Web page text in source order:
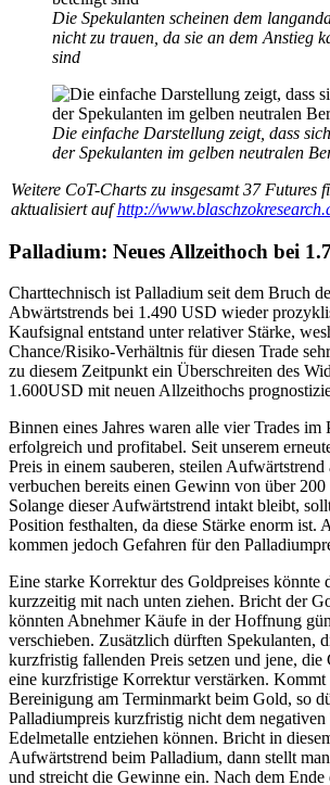
Die Spekulanten scheinen dem
nicht zu trauen, da sie an dem Anstieg
sind
Die einfache Darstellung zeigt, dass
der Spekulanten im gelben neutralen
Weitere CoT-Charts zu insgesamt 37 Futures
aktualisiert aufhttp://
Palladium: Neues Allzeithoch bei
Charttechnisch ist Palladium seit dem Bruch
Abwärtstrends bei 1.490 USD wieder
Kaufsignal entstand unter relativer Stärke,
Chance/Risiko-Verhältnis für diesen Trade
zu diesem Zeitpunkt ein Überschreiten des
1.600USD mit neuen Allzeithochs
Binnen eines Jahres waren alle vier Trades im
erfolgreich und profitabel. Seit unserem
Preis in einem sauberen, steilen
verbuchen bereits einen Gewinn von über
Solange dieser Aufwärtstrend intakt bleibt,
Position festhalten, da diese Stärke enorm ist.
kommen jedoch Gefahren für den
Eine starke Korrektur des Goldpreises könnte
kurzzeitig mit nach unten ziehen. Bricht der
könnten Abnehmer Käufe in der Hoffnung
verschieben. Zusätzlich dürften Spekulanten,
kurzfristig fallenden Preis setzen und jene, die
eine kurzfristige Korrektur verstärken. Kommt
Bereinigung am Terminmarkt beim Gold, so
Palladiumpreis kurzfristig nicht dem negativen
Edelmetalle entziehen können. Bricht in
Aufwärtstrend beim Palladium, dann stellt
und streicht die Gewinne ein. Nach dem